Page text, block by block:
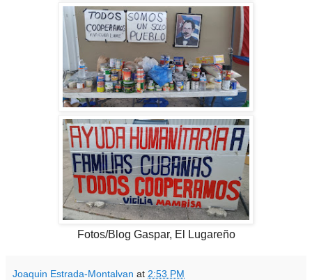
Fotos/Blog Gaspar, El Lugareño
Joaquin Estrada-Montalvan at 2:53 PM